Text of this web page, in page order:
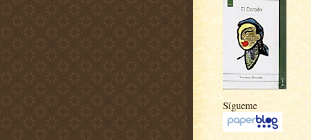
Sígueme